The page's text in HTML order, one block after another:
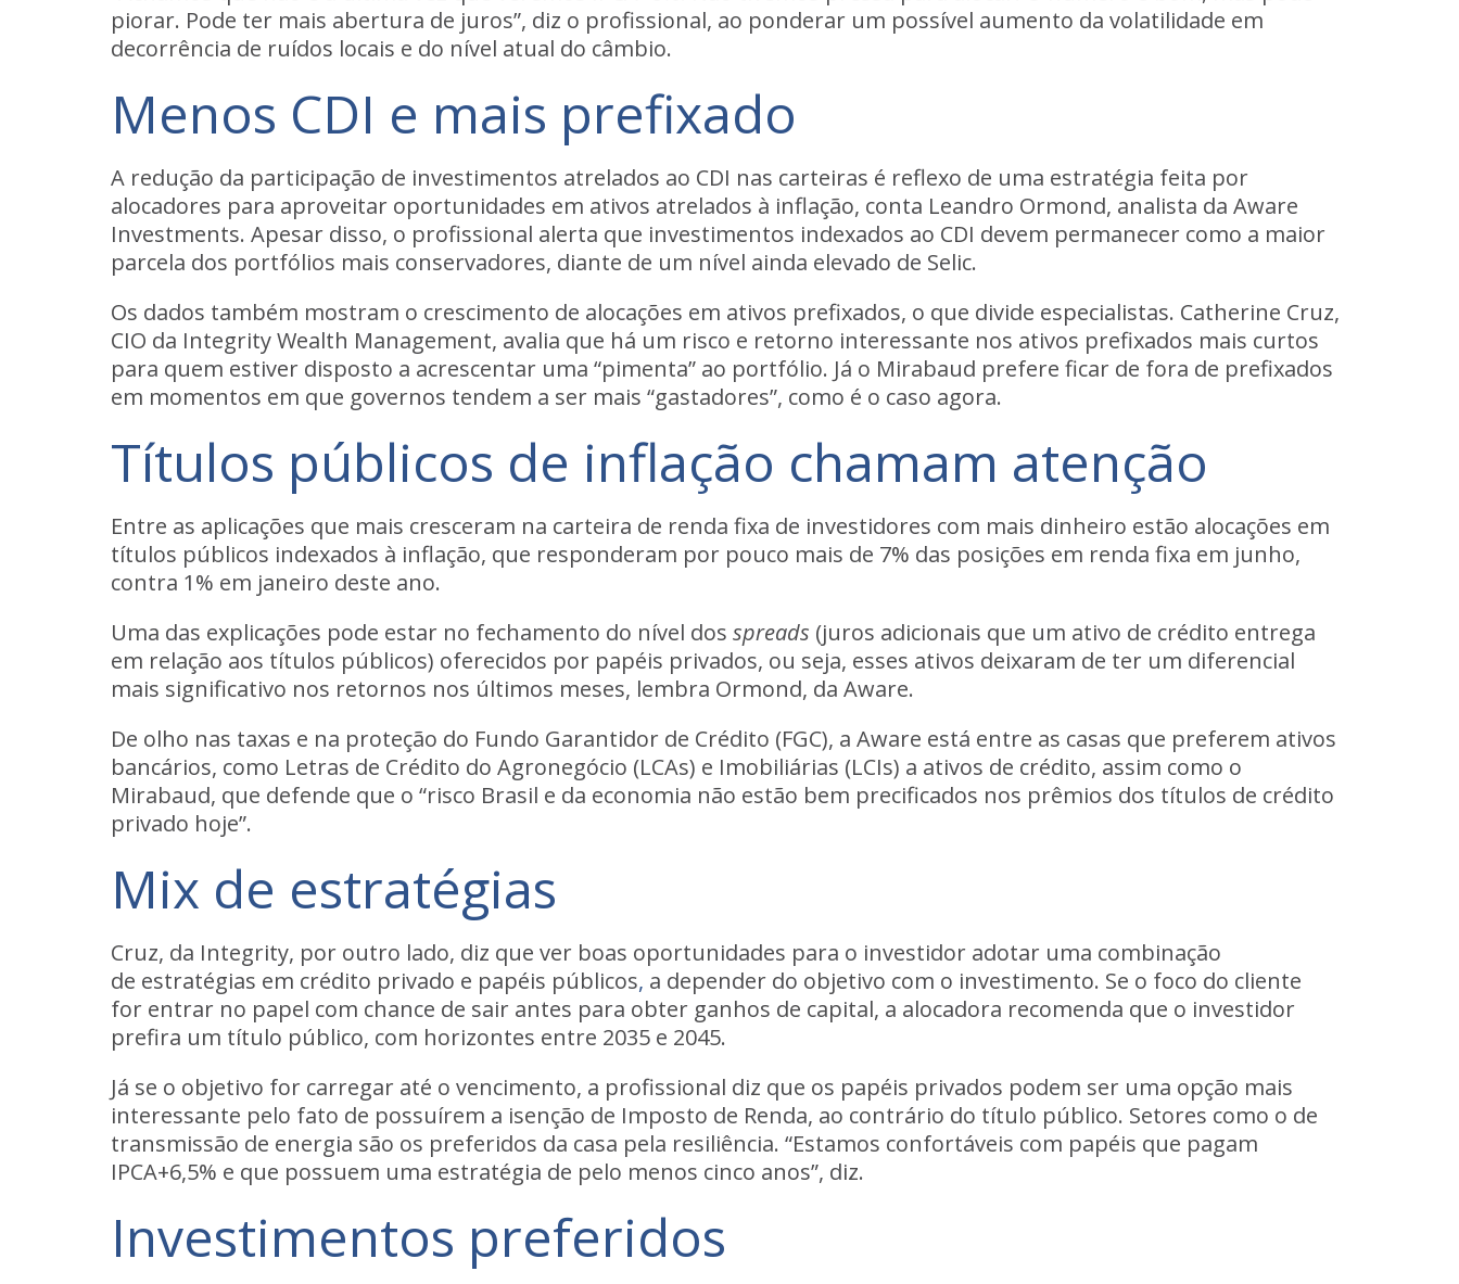
piorar. Pode ter mais abertura de juros”, diz o profissional, ao ponderar um possível aumento da volatilidade em
decorrência de ruídos locais e do nível atual do câmbio.
Menos CDI e mais prefixado
A redução da participação de investimentos atrelados ao CDI nas carteiras é reflexo de uma estratégia feita por
alocadores para aproveitar oportunidades em ativos atrelados à inflação, conta Leandro Ormond, analista da Aware
Investments. Apesar disso, o profissional alerta que investimentos indexados ao CDI devem permanecer como a maior
parcela dos portfólios mais conservadores, diante de um nível ainda elevado de Selic.
Os dados também mostram o crescimento de alocações em ativos prefixados, o que divide especialistas. Catherine Cruz,
CIO da Integrity Wealth Management, avalia que há um risco e retorno interessante nos ativos prefixados mais curtos
para quem estiver disposto a acrescentar uma “pimenta” ao portfólio. Já o Mirabaud prefere ficar de fora de prefixados
em momentos em que governos tendem a ser mais “gastadores”, como é o caso agora.
Títulos públicos de inflação chamam atenção
Entre as aplicações que mais cresceram na carteira de renda fixa de investidores com mais dinheiro estão alocações em
títulos públicos indexados à inflação, que responderam por pouco mais de 7% das posições em renda fixa em junho,
contra 1% em janeiro deste ano.
Uma das explicações pode estar no fechamento do nível dos spreads (juros adicionais que um ativo de crédito entrega
em relação aos títulos públicos) oferecidos por papéis privados, ou seja, esses ativos deixaram de ter um diferencial
mais significativo nos retornos nos últimos meses, lembra Ormond, da Aware.
De olho nas taxas e na proteção do Fundo Garantidor de Crédito (FGC), a Aware está entre as casas que preferem ativos
bancários, como Letras de Crédito do Agronegócio (LCAs) e Imobiliárias (LCIs) a ativos de crédito, assim como o
Mirabaud, que defende que o “risco Brasil e da economia não estão bem precificados nos prêmios dos títulos de crédito
privado hoje”.
Mix de estratégias
Cruz, da Integrity, por outro lado, diz que ver boas oportunidades para o investidor adotar uma combinação
de estratégias em crédito privado e papéis públicos, a depender do objetivo com o investimento. Se o foco do cliente
for entrar no papel com chance de sair antes para obter ganhos de capital, a alocadora recomenda que o investidor
prefira um título público, com horizontes entre 2035 e 2045.
Já se o objetivo for carregar até o vencimento, a profissional diz que os papéis privados podem ser uma opção mais
interessante pelo fato de possuírem a isenção de Imposto de Renda, ao contrário do título público. Setores como o de
transmissão de energia são os preferidos da casa pela resiliência. “Estamos confortáveis com papéis que pagam
IPCA+6,5% e que possuem uma estratégia de pelo menos cinco anos”, diz.
Investimentos preferidos